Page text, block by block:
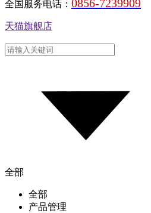
全国服务电话： 0856-7239909
天猫旗舰店
全部
全部
产品管理